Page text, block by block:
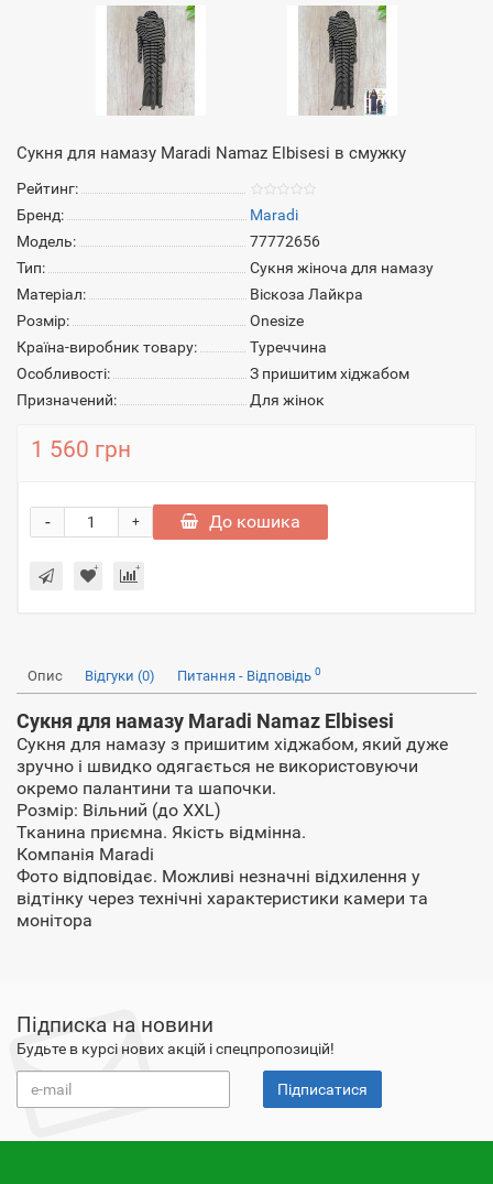
Сукня для намазу Maradi Namaz Elbisesi в смужку
Рейтинг:
Бренд:
Maradi
Модель:
77772656
Тип:
Сукня жіноча для намазу
Матеріал:
Віскоза Лайкра
Розмір:
Onesize
Країна-виробник товару:
Туреччина
Особливості:
З пришитим хіджабом
Призначений:
Для жінок
1 560 грн
+
- До кошика
Опис Відгуки (0) Питання - Відповідь 0
Сукня для намазу Maradi Namaz Elbisesi
Сукня для намазу з пришитим хіджабом, який дуже
зручно і швидко одягається не використовуючи
окремо палантини та шапочки.
Розмір: Вільний (до XXL)
Тканина приємна. Якість відмінна.
Компанія Maradi
Фото відповідає. Можливі незначні відхилення у
відтінку через технічні характеристики камери та
монітора
Підписка на новини
Будьте в курсі нових акцій і спецпропозицій!
Підписатися